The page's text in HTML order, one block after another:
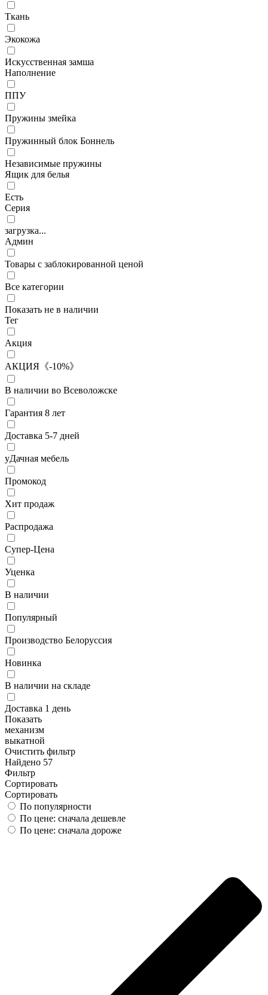
Ткань
Экокожа
Искусственная замша
Наполнение
ППУ
Пружины змейка
Пружинный блок Боннель
Независимые пружины
Ящик для белья
Есть
Серия
загрузка...
Админ
Товары с заблокированной ценой
Все категории
Показать не в наличии
Тег
Акция
АКЦИЯ《-10%》
В наличии во Всеволожске
Гарантия 8 лет
Доставка 5-7 дней
уДачная мебель
Промокод
Хит продаж
Распродажа
Супер-Цена
Уценка
В наличии
Популярный
Производство Белоруссия
Новинка
В наличии на складе
Доставка 1 день
Показать
механизм
выкатной
Очистить фильтр
Найдено 57
Фильтр
Сортировать
Сортировать
По популярности
По цене: сначала дешевле
По цене: сначала дороже